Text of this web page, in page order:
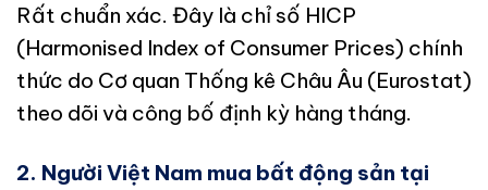
Rất chuẩn xác. Đây là chỉ số HICP
(Harmonised Index of Consumer Prices) chính
thức do Cơ quan Thống kê Châu Âu (Eurostat)
theo dõi và công bố định kỳ hàng tháng.
2. Người Việt Nam mua bất động sản tại